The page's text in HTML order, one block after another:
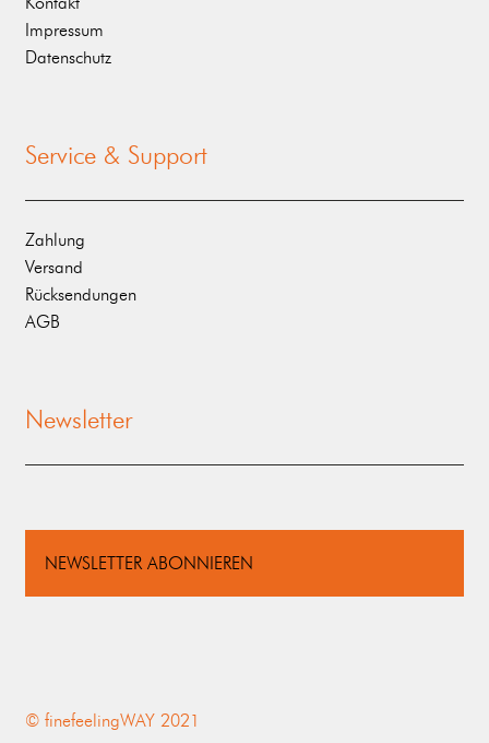
Impressum
Datenschutz
Service & Support
Zahlung
Versand
Rücksendungen
AGB
Newsletter
NEWSLETTER ABONNIEREN
© finefeelingWAY 2021